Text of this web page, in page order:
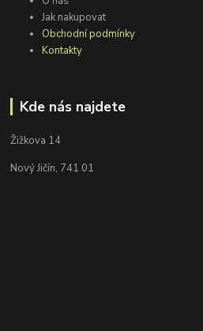
Jak nakupovat
Obchodní podmínky
Kontakty
Kde nás najdete
Žižkova 14
Nový Jičín, 741 01